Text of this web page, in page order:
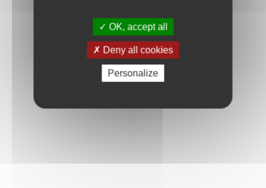
OK, accept all
Deny all cookies
Personalize